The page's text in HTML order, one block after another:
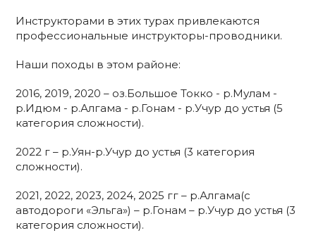
Инструкторами в этих турах привлекаются
профессиональные инструкторы-проводники.
Наши походы в этом районе:
2016, 2019, 2020 – оз.Большое Токко - р.Мулам -
р.Идюм - р.Алгама - р.Гонам - р.Учур до устья (5
категория сложности).
2022 г – р.Уян-р.Учур до устья (3 категория
сложности).
2021, 2022, 2023, 2024, 2025 гг – р.Алгама(с
автодороги «Эльга») – р.Гонам – р.Учур до устья (3
категория сложности).